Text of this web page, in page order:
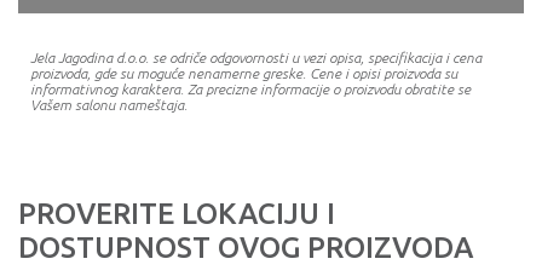
Jela Jagodina d.o.o. se odriče odgovornosti u vezi opisa, specifikacija i cena
proizvoda, gde su moguće nenamerne greske. Cene i opisi proizvoda su
informativnog karaktera. Za precizne informacije o proizvodu obratite se
Vašem salonu nameštaja.
PROVERITE LOKACIJU I
DOSTUPNOST OVOG PROIZVODA